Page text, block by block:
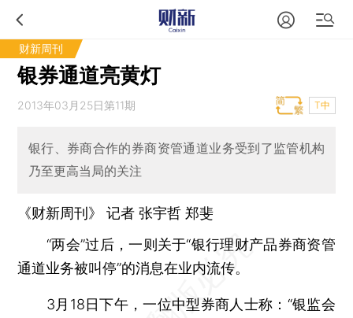
财新周刊
银券通道亮黄灯
2013年03月25日第11期 T中
银行、券商合作的券商资管通道业务受到了监管机构
乃至更高当局的关注
《财新周刊》 记者张宇哲 郑斐
“两会”过后，一则关于“银行理财产品券商资管
通道业务被叫停”的消息在业内流传。
3月18日下午，一位中型券商人士称：“银监会